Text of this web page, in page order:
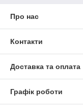
Про нас
Контакти
Доставка та оплата
Графік роботи